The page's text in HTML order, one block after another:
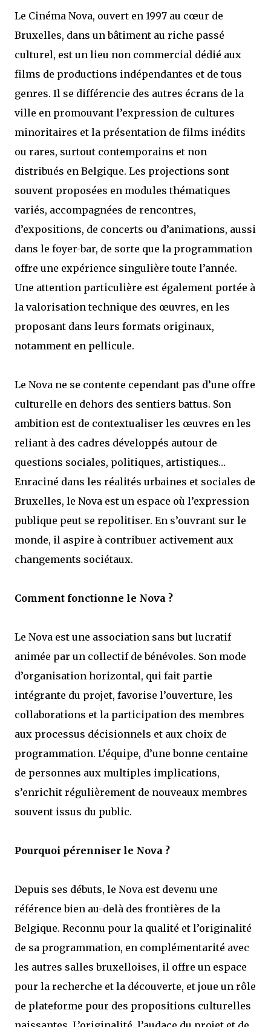
Le Cinéma Nova, ouvert en 1997 au cœur de
Bruxelles, dans un bâtiment au riche passé
culturel, est un lieu non commercial dédié aux
films de productions indépendantes et de tous
genres. Il se différencie des autres écrans de la
ville en promouvant l’expression de cultures
minoritaires et la présentation de films inédits
ou rares, surtout contemporains et non
distribués en Belgique. Les projections sont
souvent proposées en modules thématiques
variés, accompagnées de rencontres,
d’expositions, de concerts ou d’animations, aussi
dans le foyer-bar, de sorte que la programmation
offre une expérience singulière toute l’année.
Une attention particulière est également portée à
la valorisation technique des œuvres, en les
proposant dans leurs formats originaux,
notamment en pellicule.
Le Nova ne se contente cependant pas d’une offre
culturelle en dehors des sentiers battus. Son
ambition est de contextualiser les œuvres en les
reliant à des cadres développés autour de
questions sociales, politiques, artistiques…
Enraciné dans les réalités urbaines et sociales de
Bruxelles, le Nova est un espace où l’expression
publique peut se repolitiser. En s’ouvrant sur le
monde, il aspire à contribuer activement aux
changements sociétaux.
Comment fonctionne le Nova ?
Le Nova est une association sans but lucratif
animée par un collectif de bénévoles. Son mode
d’organisation horizontal, qui fait partie
intégrante du projet, favorise l’ouverture, les
collaborations et la participation des membres
aux processus décisionnels et aux choix de
programmation. L’équipe, d’une bonne centaine
de personnes aux multiples implications,
s’enrichit régulièrement de nouveaux membres
souvent issus du public.
Pourquoi pérenniser le Nova ?
Depuis ses débuts, le Nova est devenu une
référence bien au-delà des frontières de la
Belgique. Reconnu pour la qualité et l’originalité
de sa programmation, en complémentarité avec
les autres salles bruxelloises, il offre un espace
pour la recherche et la découverte, et joue un rôle
de plateforme pour des propositions culturelles